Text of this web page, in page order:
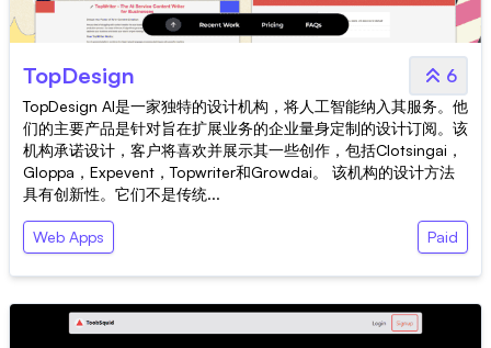
TopDesign 6
TopDesign AI是一家独特的设计机构，将人工智能纳入其服务。他
们的主要产品是针对旨在扩展业务的企业量身定制的设计订阅。该
机构承诺设计，客户将喜欢并展示其一些创作，包括Clotsingai，
Gloppa，Expevent，Topwriter和Growdai。 该机构的设计方法
具有创新性。它们不是传统...
Web Apps Paid